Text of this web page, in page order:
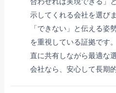
示してくれる会社を選び
「できない」と伝える姿
を重視している証拠です
直に共有しながら最適な
会社なら、安心して長期